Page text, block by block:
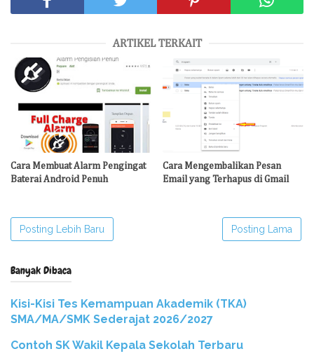
ARTIKEL TERKAIT
Cara Membuat Alarm Pengingat
Baterai Android Penuh
Cara Mengembalikan Pesan
Email yang Terhapus di Gmail
Posting Lebih Baru Posting Lama
Banyak Dibaca
Kisi-Kisi Tes Kemampuan Akademik (TKA)
SMA/MA/SMK Sederajat 2026/2027
Contoh SK Wakil Kepala Sekolah Terbaru